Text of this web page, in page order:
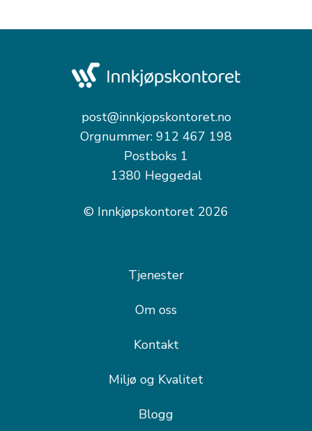
post@innkjopskontoret.no
Orgnummer: 912 467 198
Postboks 1
1380 Heggedal
© Innkjøpskontoret 2026
Tjenester
Om oss
Kontakt
Miljø og Kvalitet
Blogg